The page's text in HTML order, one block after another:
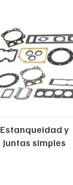
Estanqueidad y
Juntas simples